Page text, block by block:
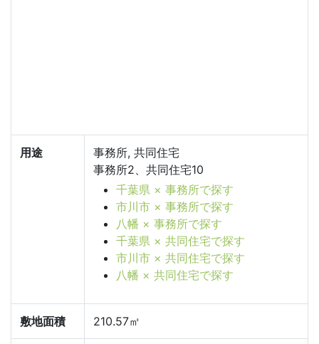
用途
事務所, 共同住宅
事務所2、共同住宅10
千葉県 × 事務所で探す
市川市 × 事務所で探す
八幡 × 事務所で探す
千葉県 × 共同住宅で探す
市川市 × 共同住宅で探す
八幡 × 共同住宅で探す
敷地面積 210.57㎡